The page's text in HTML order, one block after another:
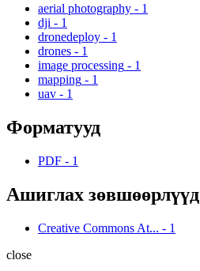
aerial photography - 1
dji - 1
dronedeploy - 1
drones - 1
image processing - 1
mapping - 1
uav - 1
Форматууд
PDF - 1
Ашиглах зөвшөөрлүүд
Creative Commons At... - 1
close